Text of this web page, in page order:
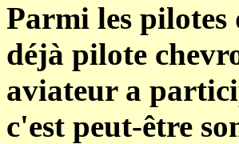
Parmi les pilotes
déjà pilote
aviateur a
c'est peut-être